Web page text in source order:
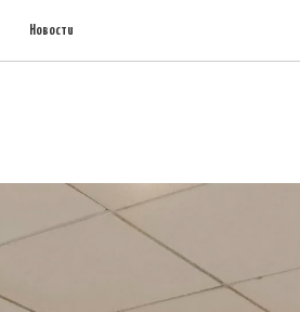
Новости